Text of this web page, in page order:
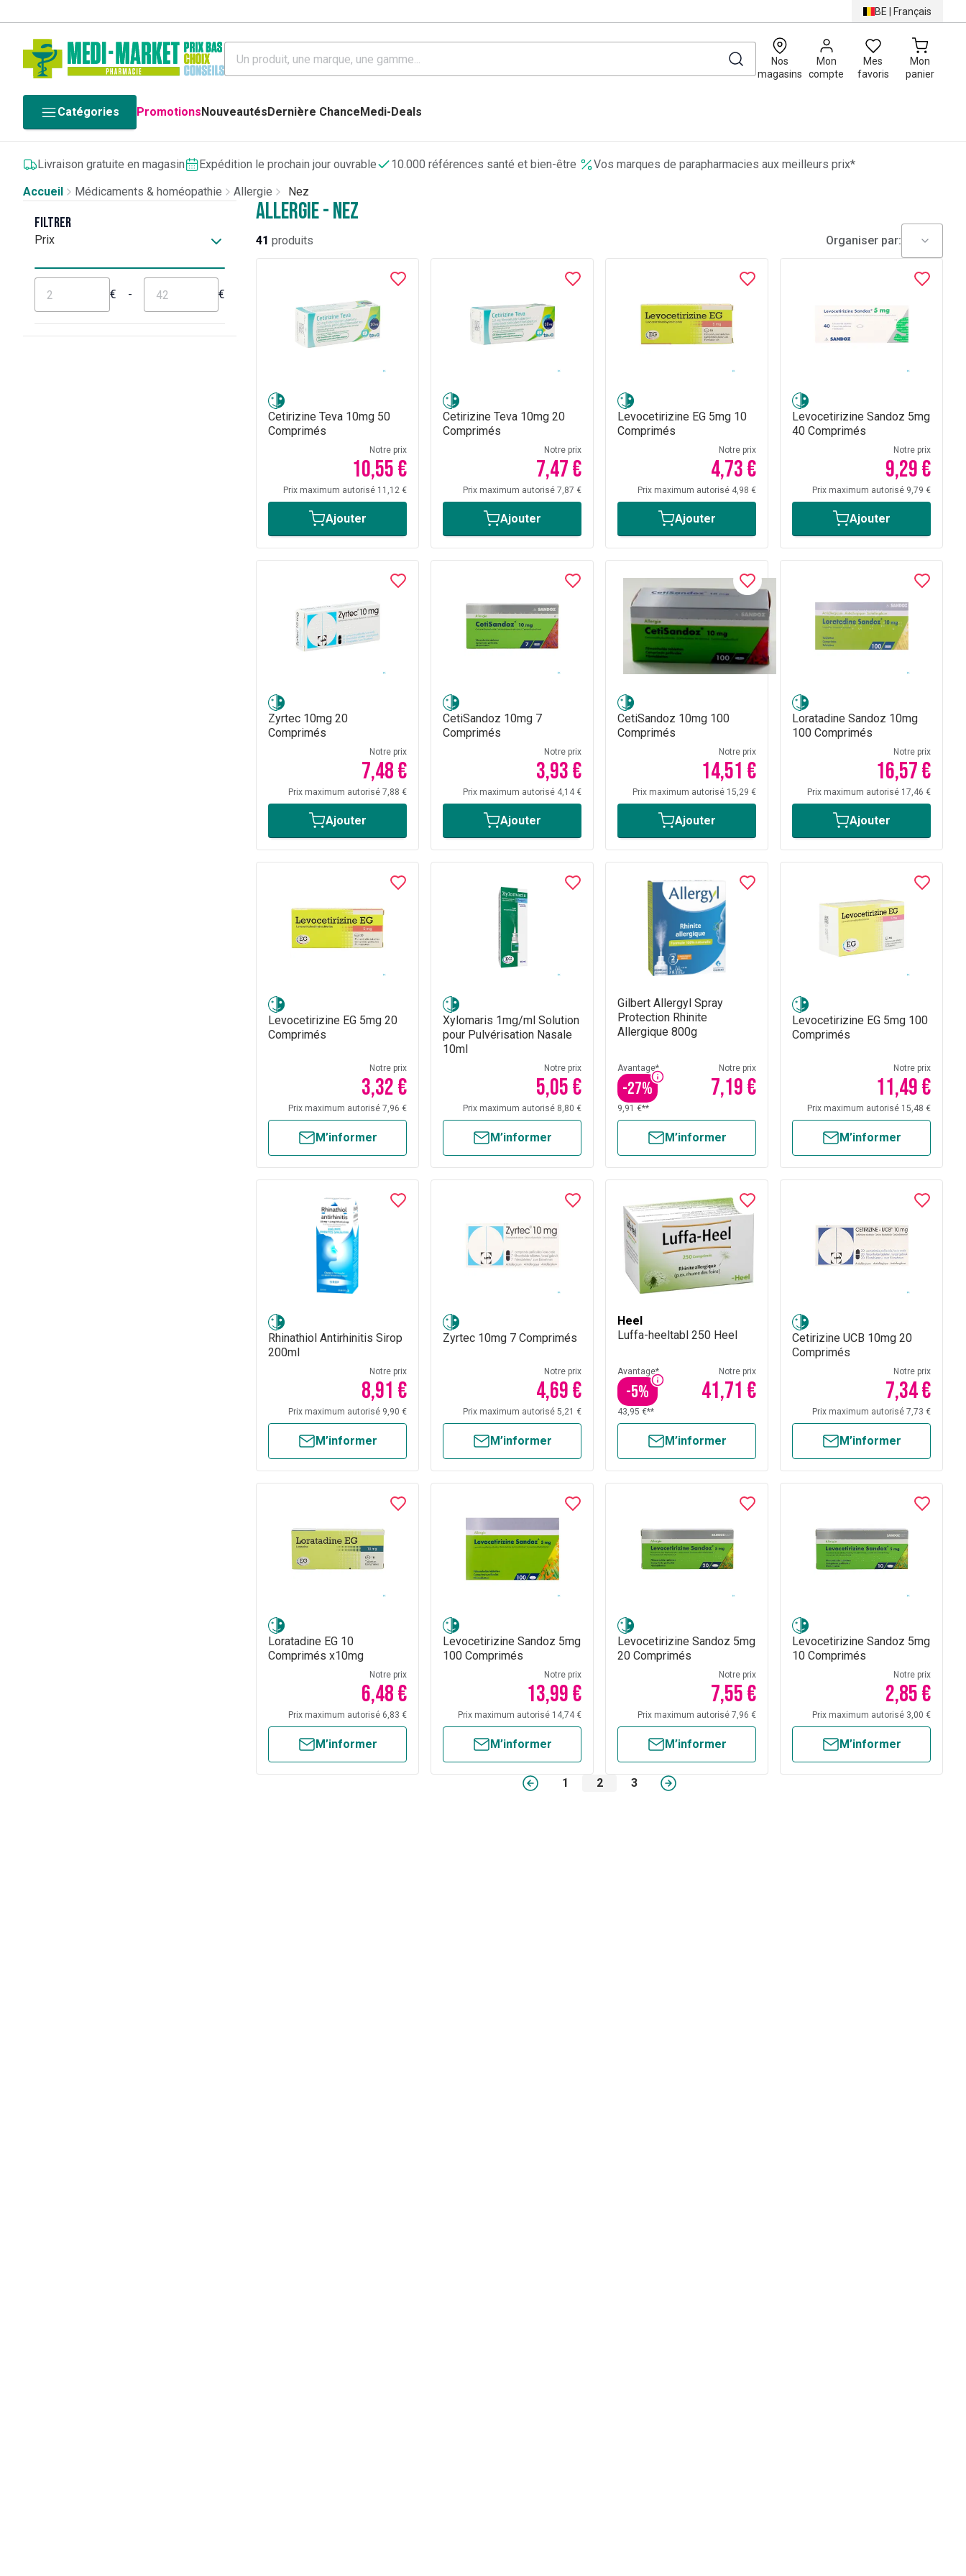
BE | Français
Nos
magasins
Mon
compte
Mes
favoris
Mon
panier
0
Catégories PromotionsNouveautésDernière ChanceMedi-Deals
Livraison gratuite en magasin Expédition le prochain jour ouvrable 10.000 références santé et bien-être
Vos marques de parapharmacies aux meilleurs prix*
Accueil
Médicaments & homéopathie Allergie Nez
Filtrer
Prix
€ - €
Allergie - Nez
41 produits Organiser par:
Cetirizine Teva 10mg 50
Comprimés
Notre prix
10,55 €
Prix maximum autorisé 11,12 €
Ajouter
Cetirizine Teva 10mg 20
Comprimés
Notre prix
7,47 €
Prix maximum autorisé 7,87 €
Ajouter
Levocetirizine EG 5mg 10
Comprimés
Notre prix
4,73 €
Prix maximum autorisé 4,98 €
Ajouter
Levocetirizine Sandoz 5mg
40 Comprimés
Notre prix
9,29 €
Prix maximum autorisé 9,79 €
Ajouter
Zyrtec 10mg 20
Comprimés
Notre prix
7,48 €
Prix maximum autorisé 7,88 €
Ajouter
CetiSandoz 10mg 7
Comprimés
Notre prix
3,93 €
Prix maximum autorisé 4,14 €
Ajouter
CetiSandoz 10mg 100
Comprimés
Notre prix
14,51 €
Prix maximum autorisé 15,29 €
Ajouter
Loratadine Sandoz 10mg
100 Comprimés
Notre prix
16,57 €
Prix maximum autorisé 17,46 €
Ajouter
Levocetirizine EG 5mg 20
Comprimés
Notre prix
3,32 €
Prix maximum autorisé 7,96 €
M’informer
Xylomaris 1mg/ml Solution
pour Pulvérisation Nasale
10ml
Notre prix
5,05 €
Prix maximum autorisé 8,80 €
M’informer
Gilbert Allergyl Spray
Protection Rhinite
Allergique 800g
Avantage*
-27%
Notre prix
7,19 €
9,91 €**
M’informer
Levocetirizine EG 5mg 100
Comprimés
Notre prix
11,49 €
Prix maximum autorisé 15,48 €
M’informer
Rhinathiol Antirhinitis Sirop
200ml
Notre prix
8,91 €
Prix maximum autorisé 9,90 €
M’informer
Zyrtec 10mg 7 Comprimés
Notre prix
4,69 €
Prix maximum autorisé 5,21 €
M’informer
Heel
Luffa-heeltabl 250 Heel
Avantage*
-5%
Notre prix
41,71 €
43,95 €**
M’informer
Cetirizine UCB 10mg 20
Comprimés
Notre prix
7,34 €
Prix maximum autorisé 7,73 €
M’informer
Loratadine EG 10
Comprimés x10mg
Notre prix
6,48 €
Prix maximum autorisé 6,83 €
M’informer
Levocetirizine Sandoz 5mg
100 Comprimés
Notre prix
13,99 €
Prix maximum autorisé 14,74 €
M’informer
Levocetirizine Sandoz 5mg
20 Comprimés
Notre prix
7,55 €
Prix maximum autorisé 7,96 €
M’informer
Levocetirizine Sandoz 5mg
10 Comprimés
Notre prix
2,85 €
Prix maximum autorisé 3,00 €
M’informer
1 2 3